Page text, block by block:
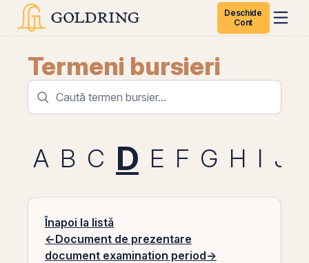
Deschide
Cont
Termeni bursieri
A B C D E F G H I J
Înapoi la listă
←Document de prezentare
document examination period→